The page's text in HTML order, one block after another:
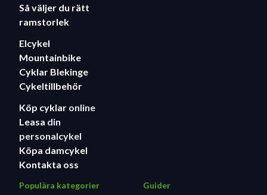
Så väljer du rätt
ramstorlek
Elcykel
Mountainbike
Cyklar Blekinge
Cykeltillbehör
Köp cyklar online
Leasa din
personalcykel
Köpa damcykel
Kontakta oss
Populära kategorier Guider